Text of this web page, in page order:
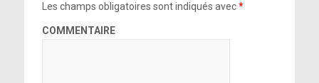
Les champs obligatoires sont indiqués avec*
COMMENTAIRE